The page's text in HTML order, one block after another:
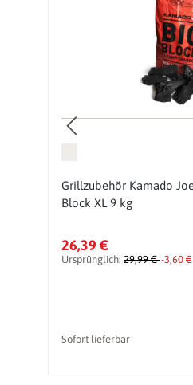
Grillzubehör Kamado
Block XL 9 kg
26,39 €
Ursprünglich: 29,99 €-3,60 €
Sofort lieferbar